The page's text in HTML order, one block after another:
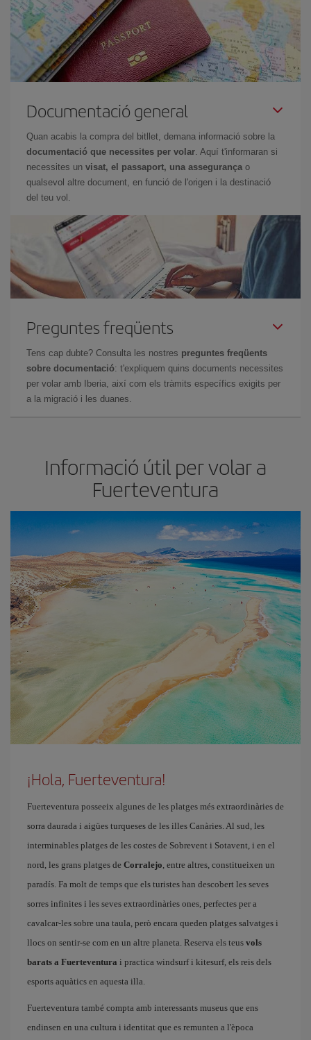
Documentació general
Quan acabis la compra del bitllet, demana informació sobre la
documentació que necessites per volar. Aquí t'informaran si
necessites un visat, el passaport, una assegurança o
qualsevol altre document, en funció de l'origen i la destinació
del teu vol.
Preguntes freqüents
Tens cap dubte? Consulta les nostres preguntes freqüents
sobre documentació: t'expliquem quins documents necessites
per volar amb Iberia, així com els tràmits específics exigits per
a la migració i les duanes.
Informació útil per volar a
Fuerteventura
¡Hola, Fuerteventura!
Fuerteventura posseeix algunes de les platges més extraordinàries de
sorra daurada i aigües turqueses de les illes Canàries. Al sud, les
interminables platges de les costes de Sobrevent i Sotavent, i en el
nord, les grans platges de Corralejo, entre altres, constitueixen un
paradís. Fa molt de temps que els turistes han descobert les seves
sorres infinites i les seves extraordinàries ones, perfectes per a
cavalcar-les sobre una taula, però encara queden platges salvatges i
llocs on sentir-se com en un altre planeta. Reserva els teus vols
barats a Fuerteventura i practica windsurf i kitesurf, els reis dels
esports aquàtics en aquesta illa.
Fuerteventura també compta amb interessants museus que ens
endinsen en una cultura i identitat que es remunten a l'època